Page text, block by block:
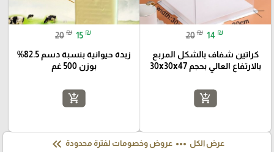
20 ₪ 14 ₪
كراتين شفاف بالشكل المربع
بالارتفاع العالي بحجم 30x30x47
add_shopping_cart
20 ₪ 15 ₪
زبدة حيوانية بنسبة دسم 82.5%
بوزن 500 غم
add_shopping_cart
عرض الكل more_horiz عروض وخصومات لفترة محدودة keyboard_double_arrow_left